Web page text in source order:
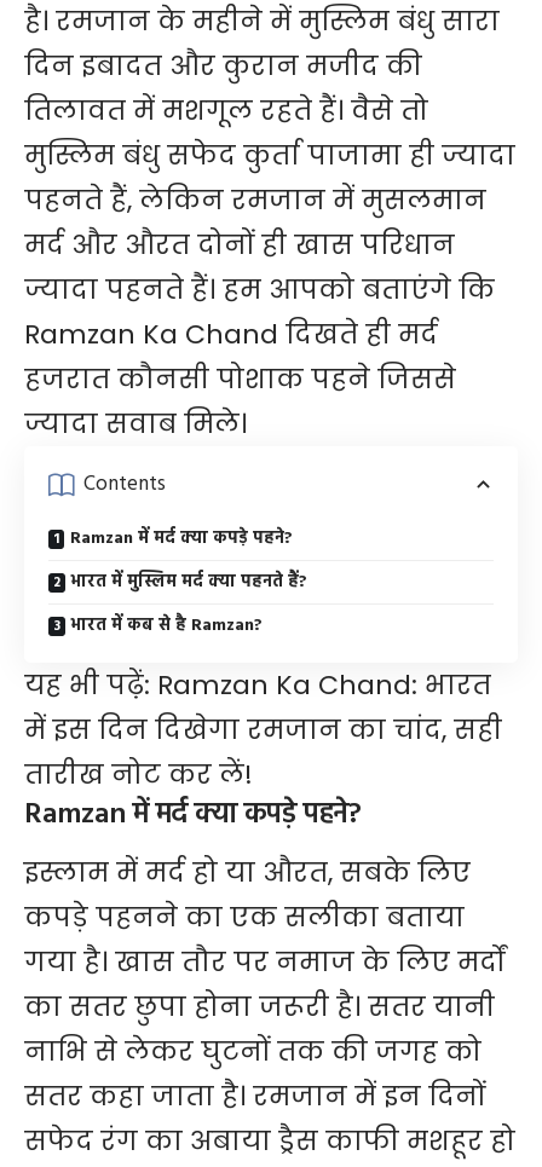
है। रमजान के महीने में मुस्लिम बंधु सारा
दिन इबादत और कुरान मजीद की
तिलावत में मशगूल रहते हैं। वैसे तो
मुस्लिम बंधु सफेद कुर्ता पाजामा ही ज्यादा
पहनते हैं, लेकिन रमजान में मुसलमान
मर्द और औरत दोनों ही खास परिधान
ज्यादा पहनते हैं। हम आपको बताएंगे कि
Ramzan Ka Chand दिखते ही मर्द
हजरात कौनसी पोशाक पहने जिससे
ज्यादा सवाब मिले।
Contents
Ramzan में मर्द क्या कपड़े पहने?
भारत में मुस्लिम मर्द क्या पहनते हैं?
भारत में कब से है Ramzan?
यह भी पढ़ें: Ramzan Ka Chand: भारत
में इस दिन दिखेगा रमजान का चांद, सही
तारीख नोट कर लें!
Ramzan में मर्द क्या कपड़े पहने?
इस्लाम में मर्द हो या औरत, सबके लिए
कपड़े पहनने का एक सलीका बताया
गया है। खास तौर पर नमाज के लिए मर्दों
का सतर छुपा होना जरूरी है। सतरयानी
नाभि से लेकर घुटनों तक की जगह को
सतर कहा जाता है। रमजान में इन दिनों
सफेद रंग का अबाया ड्रैस काफी मशहूर हो